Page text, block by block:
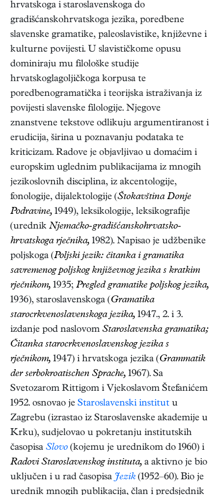
hrvatskoga i staroslavenskoga do
gradišćanskohrvatskoga jezika, poredbene
slavenske gramatike, paleoslavistike, književne i
kulturne povijesti. U slavističkome opusu
dominiraju mu filološke studije
hrvatskoglagoljičkoga korpusa te
poredbenogramatička i teorijska istraživanja iz
povijesti slavenske filologije. Njegove
znanstvene tekstove odlikuju argumentiranost i
erudicija, širina u poznavanju podataka te
kriticizam. Radove je objavljivao u domaćim i
europskim uglednim publikacijama iz mnogih
jezikoslovnih disciplina, iz akcentologije,
fonologije, dijalektologije (Štokavština Donje
Podravine, 1949), leksikologije, leksikografije
(urednik Njemačko-gradišćanskohrvatsko-
hrvatskoga rječnika, 1982). Napisao je udžbenike
poljskoga (Poljski jezik: čitanka i gramatika
savremenog poljskog književnog jezika s kratkim
rječnikom, 1935; Pregled gramatike poljskog jezika,
1936), staroslavenskoga (Gramatika
starocrkvenoslavenskoga jezika, 1947., 2. i 3.
izdanje pod naslovom Staroslavenska gramatika;
Čitanka starocrkvenoslavenskog jezika s
rječnikom, 1947) i hrvatskoga jezika (Grammatik
der serbokroatischen Sprache, 1967). Sa
Svetozarom Rittigom i Vjekoslavom Štefanićem
1952. osnovao je Staroslavenski institut u
Zagrebu (izrastao iz Staroslavenske akademije u
Krku), sudjelovao u pokretanju institutskih
časopisa Slovo (kojemu je urednikom do 1960) i
Radovi Staroslavenskog instituta, a aktivno je bio
uključen i u rad časopisaJezik (1952–60). Bio je
urednik mnogih publikacija, član i predsjednik